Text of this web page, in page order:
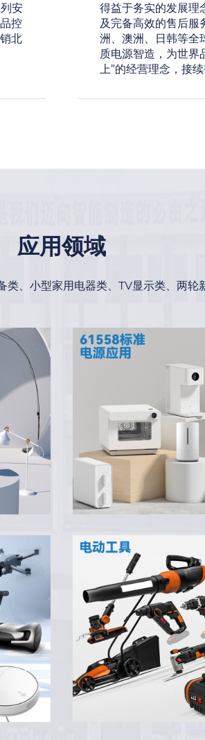
安
控
北
得益于务实的发展理
及完备高效的售后服
洲、澳洲、日韩等全
质电源智造，为世界
上”的经营理念，接
应用领域
、小型家用电器类、TV显示类、两轮